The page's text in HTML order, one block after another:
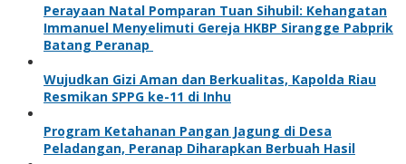
Perayaan Natal Pomparan Tuan Sihubil: Kehangatan
Immanuel Menyelimuti Gereja HKBP Sirangge Pabprik
Batang Peranap
Wujudkan Gizi Aman dan Berkualitas, Kapolda Riau
Resmikan SPPG ke-11 di Inhu
Program Ketahanan Pangan Jagung di Desa
Peladangan, Peranap Diharapkan Berbuah Hasil